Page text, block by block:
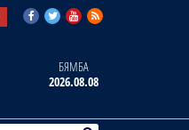
БЯМБА
2026.08.08